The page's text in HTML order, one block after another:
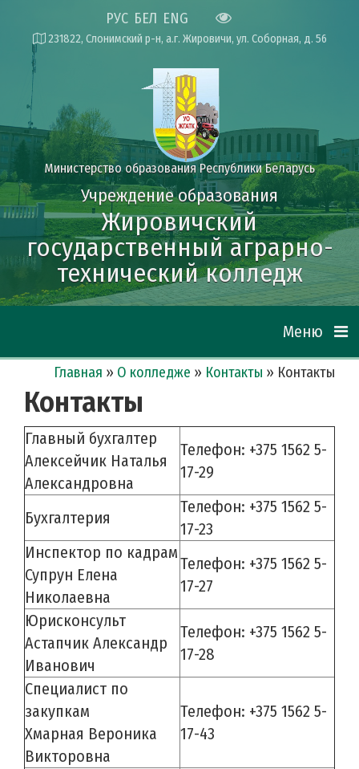
РУС БЕЛ ENG
231822, Слонимский р-н, а.г. Жировичи, ул. Соборная, д. 56
Министерство образования Республики Беларусь
Учреждение образования
Жировичский
государственный аграрно-
технический колледж
Меню
Главная » О колледже » Контакты » Контакты
Контакты
Главный бухгалтер
Алексейчик Наталья
Александровна
Телефон: +375 1562 5-
17-29
Бухгалтерия
Телефон: +375 1562 5-
17-23
Инспектор по кадрам
Супрун Елена
Николаевна
Телефон: +375 1562 5-
17-27
Юрисконсульт
Астапчик Александр
Иванович
Телефон: +375 1562 5-
17-28
Специалист по
закупкам
Хмарная Вероника
Викторовна
Телефон: +375 1562 5-
17-43